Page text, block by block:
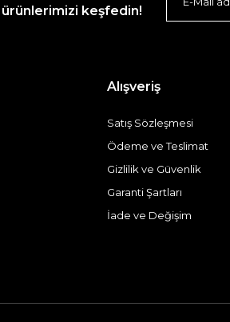
keşfedin!
Alışveriş
Satış Sözleşmesi
Ödeme ve Teslimat
Gizlilik ve Güvenlik
Garanti Şartları
İade ve Değişim